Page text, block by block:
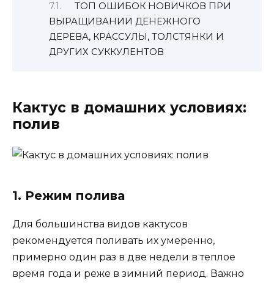
ТОП ОШИБОК НОВИЧКОВ ПРИ
ВЫРАЩИВАНИИ ДЕНЕЖНОГО
ДЕРЕВА, КРАССУЛЫ, ТОЛСТЯНКИ И
ДРУГИХ СУККУЛЕНТОВ
Кактус в домашних условиях:
полив
1. Режим полива
Для большинства видов кактусов
рекомендуется поливать их умеренно,
примерно один раз в две недели в теплое
время года и реже в зимний период. Важно